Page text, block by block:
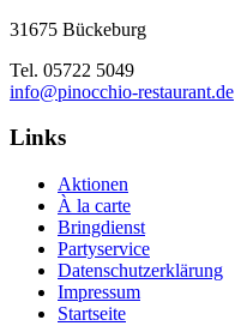
31675 Bückeburg
Tel. 05722 5049
info@pinocchio-restaurant.de
Links
Aktionen
À la carte
Bringdienst
Partyservice
Datenschutzerklärung
Impressum
Startseite